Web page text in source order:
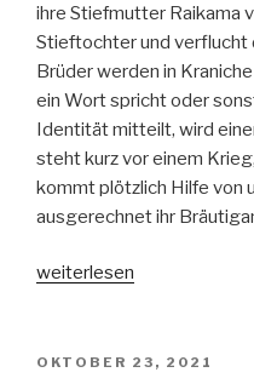
ihre Stiefmutter Raikama
Stieftochter und verflucht
Brüder werden in
ein Wort spricht oder
Identität mitteilt, wird
steht kurz vor einem
kommt plötzlich Hilfe von
ausgerechnet ihr
„Die
weiterlesen
VERÖFFENTLICHT
OKTOBER 23, 2021